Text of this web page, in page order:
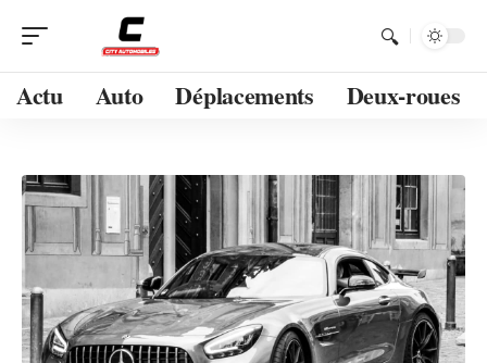
Actu Auto Déplacements Deux-roues